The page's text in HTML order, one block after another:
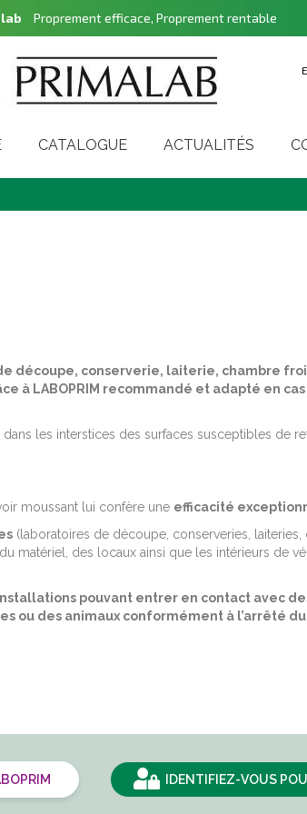
Proprement efficace, Proprement rentable
CATALOGUE ACTUALITÉS
découpe, conserverie, laiterie, chambre
à LABOPRIM recommandé et adapté en
les interstices des surfaces susceptibles de
moussant lui confère une efficacité
(laboratoires de découpe, conserveries, laiteries,
matériel, des locaux ainsi que les intérieurs de
pouvant entrer en contact avec
ou des animaux conformément à l’arrêté du
IDENTIFIEZ-VOUS